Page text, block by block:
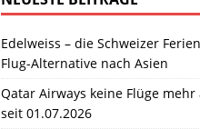
Edelweiss – die Schweizer
Flug-Alternative nach Asien
Qatar Airways keine Flüge
seit 01.07.2026